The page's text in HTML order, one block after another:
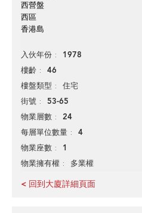
西營盤
西區
香港島
入伙年份 1978
樓齡 46
樓盤類型 住宅
街號 53-65
物業層數 24
每層單位數量 4
物業座數 1
物業擁有權 多業權
< 回到大廈詳細頁面